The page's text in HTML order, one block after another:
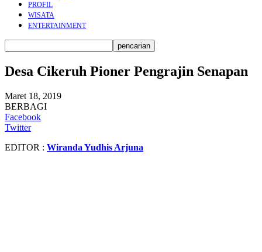
PROFIL
WISATA
ENTERTAINMENT
Desa Cikeruh Pioner Pengrajin Senapan
Maret 18, 2019
BERBAGI
Facebook
Twitter
EDITOR : Wiranda Yudhis Arjuna